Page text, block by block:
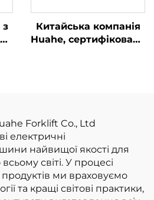
з
Китайська компанія
Huahe, сертифікована
зрідженому
нафтовому газі
вантажопідйомністю
3,5 т
Forklift Co., Ltd
електричні
найвищої якості для
всьому світі. У процесі
ми враховуємо
та кращі світові практики,